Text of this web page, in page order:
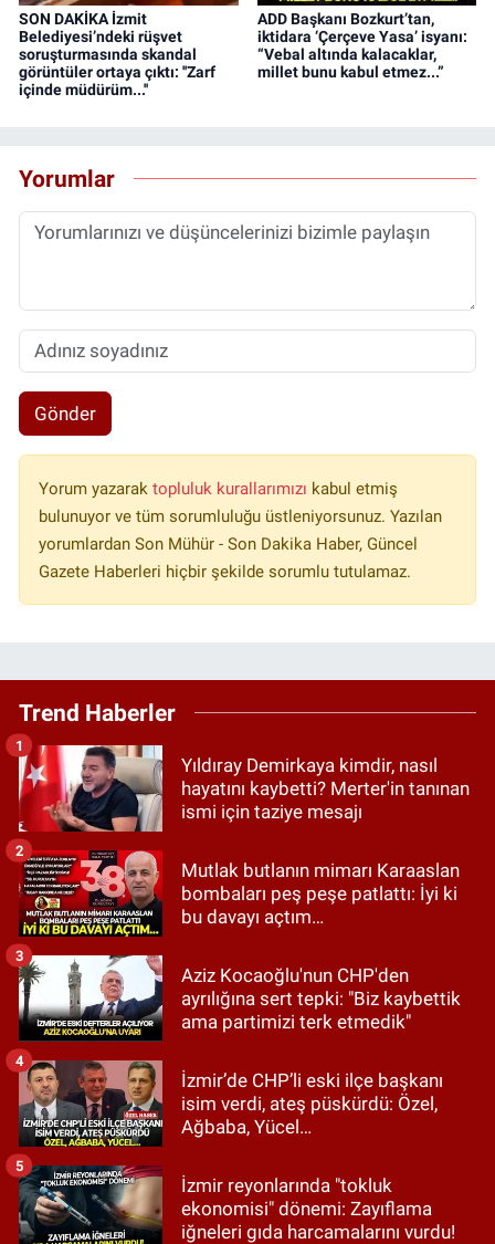
SON DAKİKA İzmit
Belediyesi’ndeki rüşvet
soruşturmasında skandal
görüntüler ortaya çıktı: ''Zarf
içinde müdürüm...''
ADD Başkanı Bozkurt’tan,
iktidara ‘Çerçeve Yasa’ isyanı:
“Vebal altında kalacaklar,
millet bunu kabul etmez...”
Yorumlar
Gönder
Yorum yazarak topluluk kurallarımızı kabul etmiş
bulunuyor ve tüm sorumluluğu üstleniyorsunuz. Yazılan
yorumlardan Son Mühür - Son Dakika Haber, Güncel
Gazete Haberleri hiçbir şekilde sorumlu tutulamaz.
Trend Haberler
Yıldıray Demirkaya kimdir, nasıl
hayatını kaybetti? Merter'in tanınan
ismi için taziye mesajı
1
Mutlak butlanın mimarı Karaaslan
bombaları peş peşe patlattı: İyi ki
bu davayı açtım…
2
Aziz Kocaoğlu'nun CHP'den
ayrılığına sert tepki: "Biz kaybettik
ama partimizi terk etmedik"
3
İzmir’de CHP’li eski ilçe başkanı
isim verdi, ateş püskürdü: Özel,
Ağbaba, Yücel…
4
İzmir reyonlarında "tokluk
ekonomisi" dönemi: Zayıflama
iğneleri gıda harcamalarını vurdu!
5